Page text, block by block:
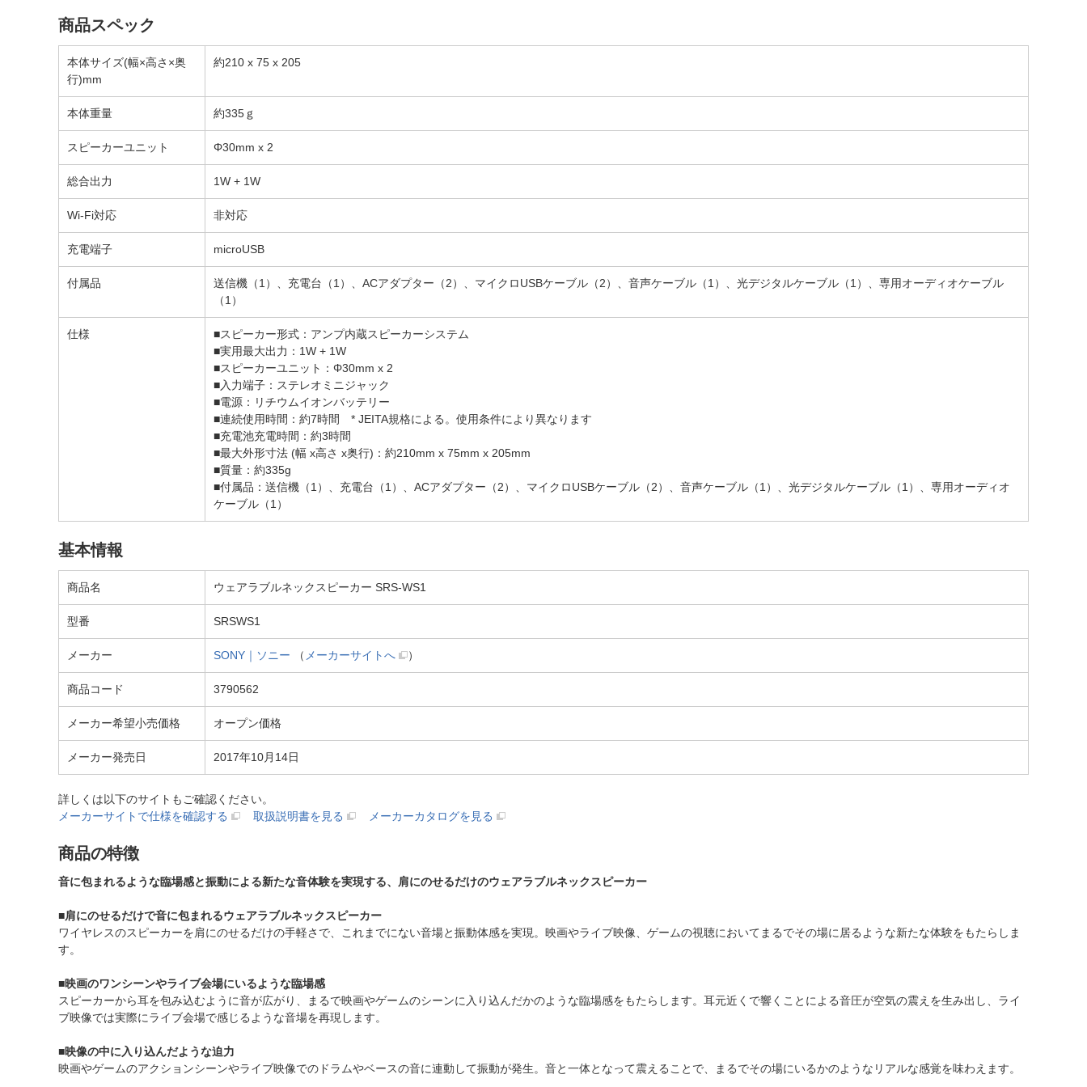
商品スペック
本体サイズ(幅×高さ×奥
行)mm
約210 x 75 x 205
本体重量 約335ｇ
スピーカーユニット Φ30mm x 2
総合出力 1W + 1W
Wi-Fi対応 非対応
充電端子 microUSB
付属品
送信機（1）、充電台（1）、ACアダプター（2）、マイクロUSBケーブル（2）、音声ケーブル（1）、光デジタルケーブル（1）、専用オーディオケーブル
（1）
仕様
■スピーカー形式：アンプ内蔵スピーカーシステム
■実用最大出力：1W + 1W
■スピーカーユニット：Φ30mm x 2
■入力端子：ステレオミニジャック
■電源：リチウムイオンバッテリー
■連続使用時間：約7時間 * JEITA規格による。使用条件により異なります
■充電池充電時間：約3時間
■最大外形寸法 (幅 x高さ x奥行)：約210mm x 75mm x 205mm
■質量：約335g
■付属品：送信機（1）、充電台（1）、ACアダプター（2）、マイクロUSBケーブル（2）、音声ケーブル（1）、光デジタルケーブル（1）、専用オーディオ
ケーブル（1）
基本情報
商品名 ウェアラブルネックスピーカー SRS-WS1
型番 SRSWS1
メーカー SONY｜ソニー （ メーカーサイトへ ）
商品コード 3790562
メーカー希望小売価格 オープン価格
メーカー発売日 2017年10月14日
詳しくは以下のサイトもご確認ください。
メーカーサイトで仕様を確認する
取扱説明書を見る メーカーカタログを見る
商品の特徴
音に包まれるような臨場感と振動による新たな音体験を実現する、肩にのせるだけのウェアラブルネックスピーカー
■肩にのせるだけで音に包まれるウェアラブルネックスピーカー
ワイヤレスのスピーカーを肩にのせるだけの手軽さで、これまでにない音場と振動体感を実現。映画やライブ映像、ゲームの視聴においてまるでその場に居るような新たな体験をもたらしま
す。
■映画のワンシーンやライブ会場にいるような臨場感
スピーカーから耳を包み込むように音が広がり、まるで映画やゲームのシーンに入り込んだかのような臨場感をもたらします。耳元近くで響くことによる音圧が空気の震えを生み出し、ライ
ブ映像では実際にライブ会場で感じるような音場を再現します。
■映像の中に入り込んだような迫力
映画やゲームのアクションシーンやライブ映像でのドラムやベースの音に連動して振動が発生。音と一体となって震えることで、まるでその場にいるかのようなリアルな感覚を味わえます。